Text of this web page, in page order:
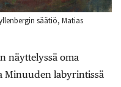
säätiö, Matias
näyttelyssä oma
Minuuden labyrintissä